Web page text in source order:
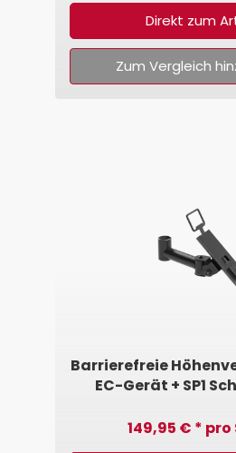
Direkt zum
Zum Vergleich
Barrierefreie
EC-Gerät + SP1
149,95 € *